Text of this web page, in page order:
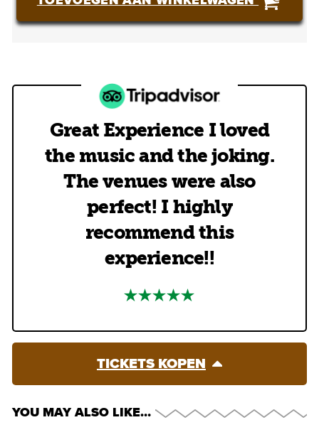
Great Experience I loved
the music and the joking.
The venues were also
perfect! I highly
recommend this
experience!!
TICKETS KOPEN
YOU MAY ALSO LIKE…